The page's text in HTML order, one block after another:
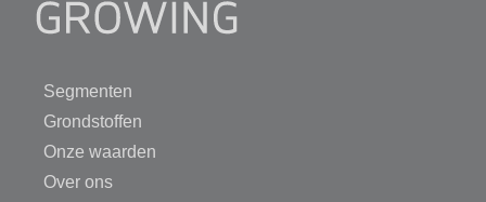
Segmenten
Grondstoffen
Onze waarden
Over ons